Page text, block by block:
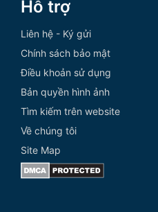
Hỗ trợ
Liên hệ - Ký gửi
Chính sách bảo mật
Điều khoản sử dụng
Bản quyền hình ảnh
Tìm kiếm trên website
Về chúng tôi
Site Map